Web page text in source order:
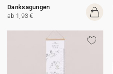
Danksagungen
ab 1,93 €